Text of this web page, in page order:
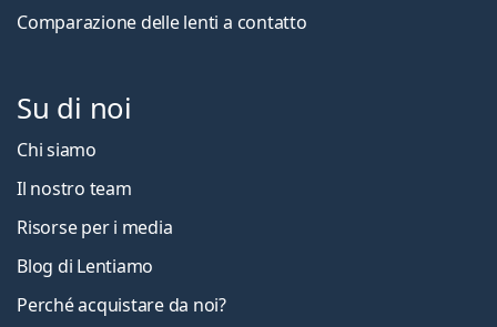
Comparazione delle lenti a contatto
Su di noi
Chi siamo
Il nostro team
Risorse per i media
Blog di Lentiamo
Perché acquistare da noi?